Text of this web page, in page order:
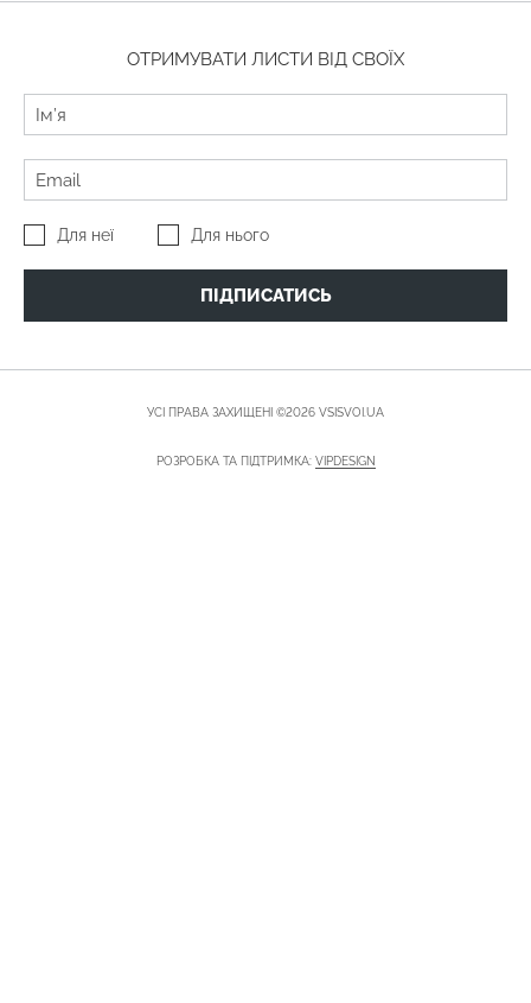
ОТРИМУВАТИ ЛИСТИ ВІД СВОЇХ
Для неї Для нього
ПІДПИСАТИСЬ
УСІ ПРАВА ЗАХИЩЕНІ ©2026 VSISVOI.UA
РОЗРОБКА ТА ПІДТРИМКА: VIPDESIGN